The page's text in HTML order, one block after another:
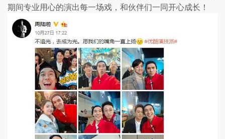
期间专业用心的演出每一场戏，和伙伴们一同开心成长！